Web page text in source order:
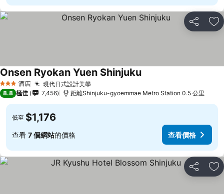
分享 放
3 星級 酒店 現代日式設計美學
Onsen Ryokan Yuen Shinjuku
8.8 極佳 7,456 距離Shinjuku-gyoemmae Metro Station 0.5 公里
低至 $1,176
查看 7 個網站的價格 查看價格
分享 放